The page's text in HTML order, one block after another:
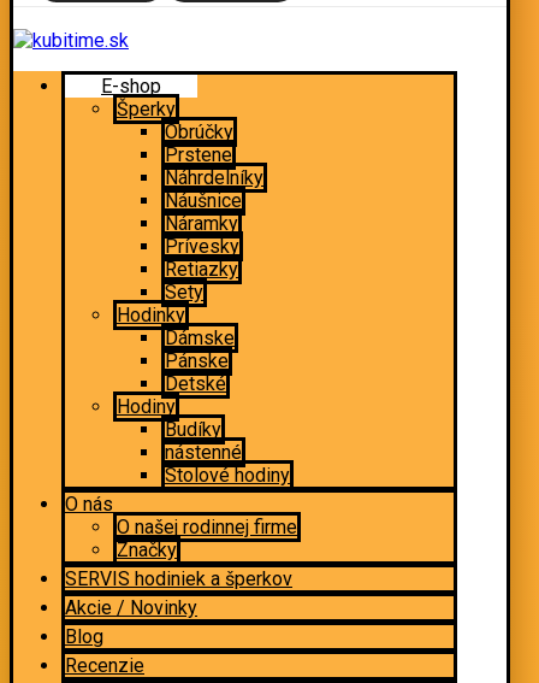
E-shop
Šperky
Obrúčky
Prstene
Náhrdelníky
Náušnice
Náramky
Prívesky
Retiazky
Sety
Hodinky
Dámske
Pánske
Detské
Hodiny
Budíky
nástenné
Stolové hodiny
O nás
O našej rodinnej firme
Značky
SERVIS hodiniek a šperkov
Akcie / Novinky
Blog
Recenzie